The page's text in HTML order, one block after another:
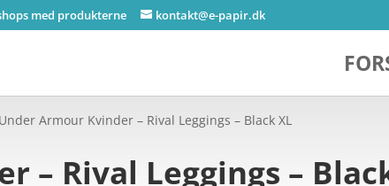
med produkterne kontakt@e-papir.dk
Armour Kvinder – Rival Leggings – Black XL
– Rival Leggings –